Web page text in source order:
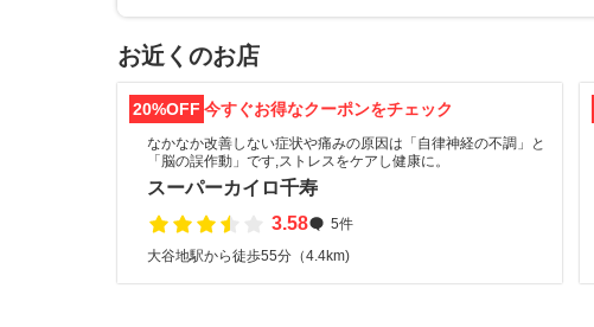
お近くのお店
20%OFF 今すぐお得なクーポンをチェック
なかなか改善しない症状や痛みの原因は「自律神経の不調」と
「脳の誤作動」です,ストレスをケアし健康に。
スーパーカイロ千寿
3.58
5件
大谷地駅から徒歩55分（4.4km)